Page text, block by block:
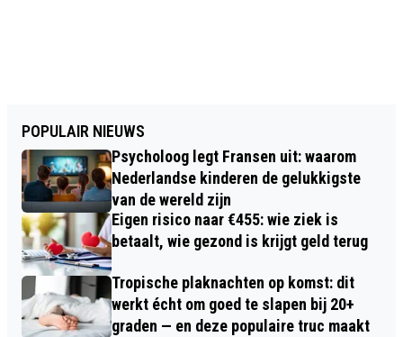
POPULAIR NIEUWS
Psycholoog legt Fransen uit: waarom
Nederlandse kinderen de gelukkigste
van de wereld zijn
Eigen risico naar €455: wie ziek is
betaalt, wie gezond is krijgt geld terug
Tropische plaknachten op komst: dit
werkt écht om goed te slapen bij 20+
graden — en deze populaire truc maakt